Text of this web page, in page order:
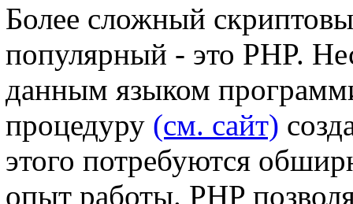
Более сложный
популярный - это PHP.
данным языком
процедуру (см. сайт)
этого потребуются
опыт работы. PHP